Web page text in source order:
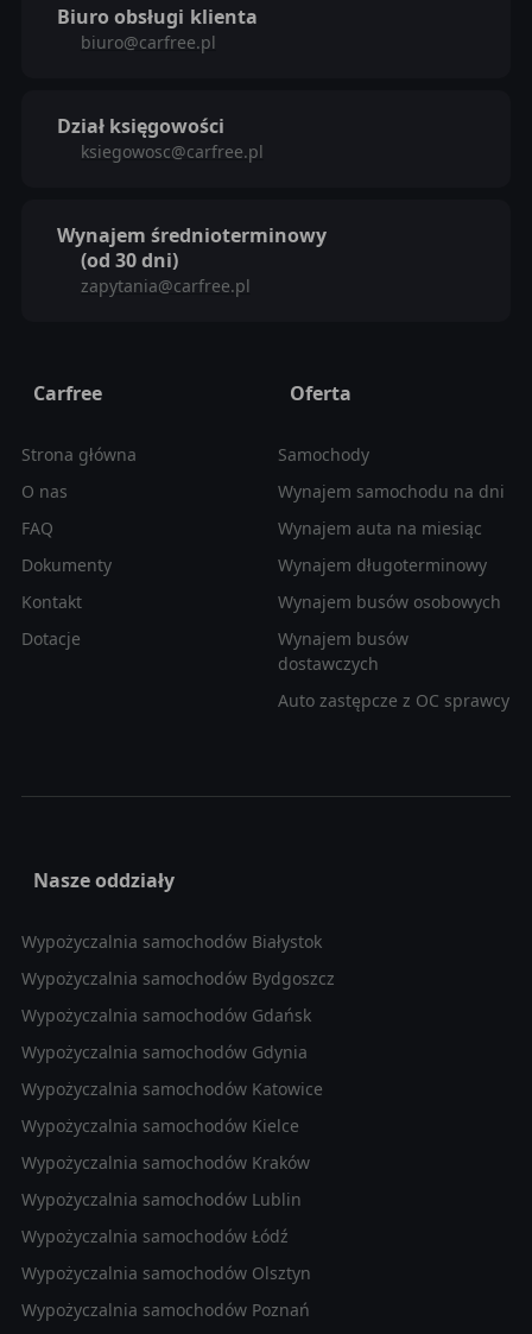
Biuro obsługi klienta
biuro@carfree.pl
Dział księgowości
ksiegowosc@carfree.pl
Wynajem średnioterminowy
(od 30 dni)
zapytania@carfree.pl
Carfree
Strona główna
O nas
FAQ
Dokumenty
Kontakt
Dotacje
Oferta
Samochody
Wynajem samochodu na dni
Wynajem auta na miesiąc
Wynajem długoterminowy
Wynajem busów osobowych
Wynajem busów
dostawczych
Auto zastępcze z OC sprawcy
Nasze oddziały
Wypożyczalnia samochodów Białystok
Wypożyczalnia samochodów Bydgoszcz
Wypożyczalnia samochodów Gdańsk
Wypożyczalnia samochodów Gdynia
Wypożyczalnia samochodów Katowice
Wypożyczalnia samochodów Kielce
Wypożyczalnia samochodów Kraków
Wypożyczalnia samochodów Lublin
Wypożyczalnia samochodów Łódź
Wypożyczalnia samochodów Olsztyn
Wypożyczalnia samochodów Poznań